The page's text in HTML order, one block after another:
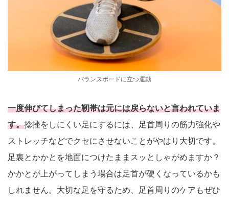
バランスボードに立つ運動
一度伸びてしまった靭帯は元には戻らないと言われていま
す。捻挫をしにくい足にするには、足首周りの筋力強化や
ストレッチなどでクセにさせないことがやはり大切です。
足裏とかかとを地面につけたままスッとしゃがめますか？
かかとが上がってしまう場合は足首が硬くなっているかも
しれません。大切な足を守るため、足首周りのケアもぜひ